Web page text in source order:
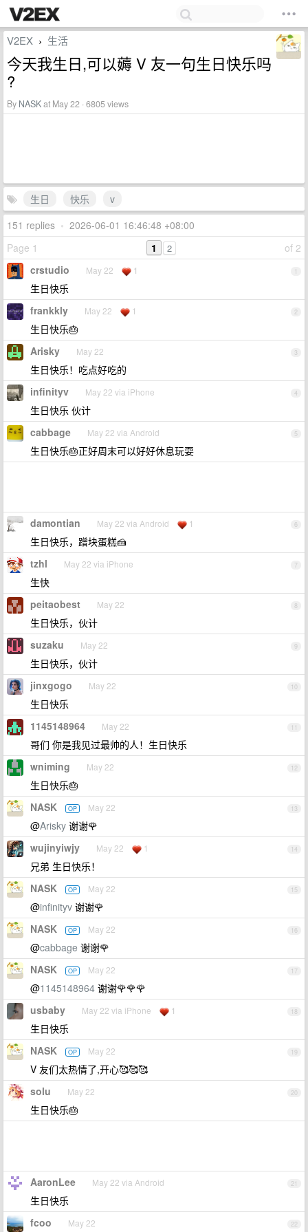
V2EX › 生活
今天我生日,可以薅 V 友一句生日快乐吗
?
By NASKat May 22 · 6805 views
生日 快乐
v
151 replies • 2026-06-01 16:46:48 +08:00
Page 1
of 2
1 2
1
crstudio May 22 1
生日快乐
2
frankkly May 22 1
生日快乐🎂
3
Arisky May 22
生日快乐！吃点好吃的
4
infinityv May 22 via iPhone
生日快乐 伙计
5
cabbage May 22 via Android
生日快乐🎂正好周末可以好好休息玩耍
6
damontian May 22 via Android 1
生日快乐，蹭块蛋糕🍰
7
tzhl May 22 via iPhone
生快
8
peitaobest May 22
生日快乐，伙计
9
suzaku May 22
生日快乐，伙计
10
jinxgogo May 22
生日快乐
11
1145148964 May 22
哥们 你是我见过最帅的人！生日快乐
12
wniming May 22
生日快乐🎂
13
NASK OP May 22
@Arisky 谢谢🌹
14
wujinyiwjy May 22 1
兄弟 生日快乐！
15
NASK OP May 22
@infinityv 谢谢🌹
16
NASK OP May 22
@cabbage 谢谢🌹
17
NASK OP May 22
@1145148964 谢谢🌹🌹🌹
18
usbaby May 22 via iPhone 1
生日快乐
19
NASK OP May 22
V 友们太热情了,开心🥰🥰🥰
20
solu May 22
生日快乐🎂
21
AaronLee May 22 via Android
生日快乐
22
fcoo May 22